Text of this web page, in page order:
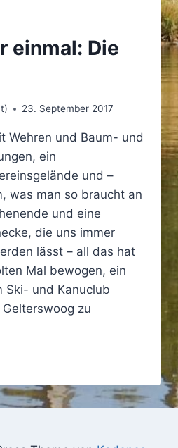
einmal: Die
23. September 2017
Wehren und Baum- und
ein
und –
was man so braucht an
und eine
die uns immer
lässt – all das hat
Mal bewogen, ein
Ski- und Kanuclub
zu